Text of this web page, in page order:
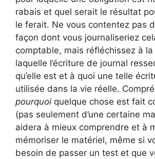
rabais et quel serait le résultat
le ferait. Ne vous contentez pas
façon dont vous journaliseriez
comptable, mais réfléchissez à
laquelle l’écriture de journal
qu’elle est et à quoi une telle
utilisée dans la vie réelle.
pourquoi quelque chose est fait
(pas seulement d’une certaine
aidera à mieux comprendre et à
mémoriser le matériel, même si
besoin de passer un test et que